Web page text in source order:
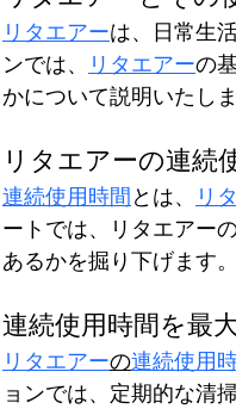
リタエアーは、日常生
ンでは、
リタエアーの
かについて説明いたしま
リタエアーの連続
連続使用時間とは、 リ
ートでは、リタエアー
あるかを掘り下げます。
連続使用時間を最
リタエアーの連続使用
ョンでは、定期的な清